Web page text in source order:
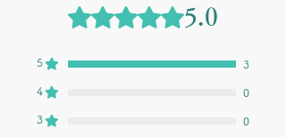
Point 4：若々しさを守る色素 葉緑素
のほかに、抗酸化物質として注目の
ぷり含んでいます。
アミノ酸と結合した鉄を使用している
ため、吸収が良く、胃への負担が少な
β-カロテン: 210mg
【保存方法】 直射日光、高温多湿を
避けて、涼しいところに保存してくだ
【販売者】 株式会社コーモト化粧品
【返品・交換について】 未開封・未
にご連絡いただいたもののみお受けい
5つ星のうち5と評価されています
5.0
5 3
4 0
3 0